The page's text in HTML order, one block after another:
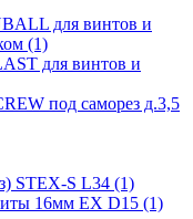
для винтов и
(1)
для винтов и
под саморез д.3,5
STEX-S L34 (1)
16мм EX D15 (1)